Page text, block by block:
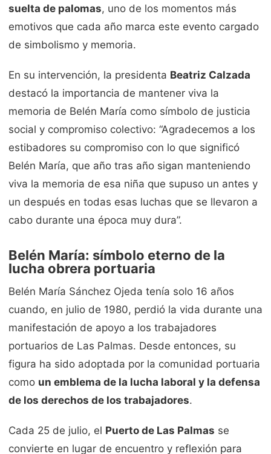
suelta de palomas, uno de los momentos más
emotivos que cada año marca este evento cargado
de simbolismo y memoria.
En su intervención, la presidenta Beatriz Calzada
destacó la importancia de mantener viva la
memoria de Belén María como símbolo de justicia
social y compromiso colectivo: “Agradecemos a los
estibadores su compromiso con lo que significó
Belén María, que año tras año sigan manteniendo
viva la memoria de esa niña que supuso un antes y
un después en todas esas luchas que se llevaron a
cabo durante una época muy dura”.
Belén María: símbolo eterno de la
lucha obrera portuaria
Belén María Sánchez Ojeda tenía solo 16 años
cuando, en julio de 1980, perdió la vida durante una
manifestación de apoyo a los trabajadores
portuarios de Las Palmas. Desde entonces, su
figura ha sido adoptada por la comunidad portuaria
como un emblema de la lucha laboral y la defensa
de los derechos de los trabajadores.
Cada 25 de julio, el Puerto de Las Palmas se
convierte en lugar de encuentro y reflexión para